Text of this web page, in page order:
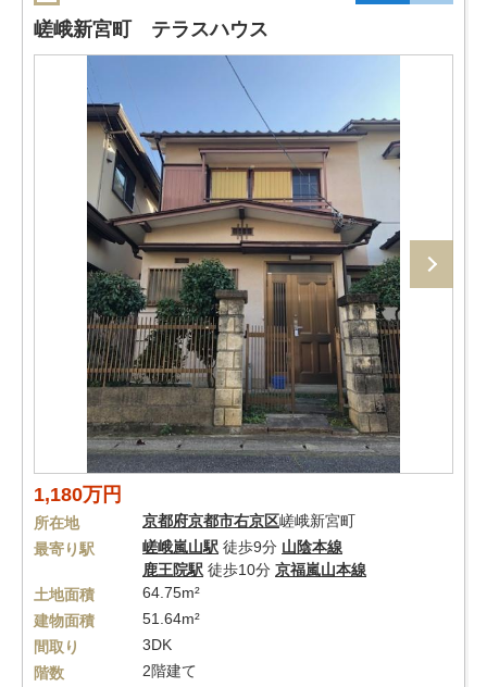
嵯峨新宮町 テラスハウス
1,180万円
所在地 京都府京都市右京区嵯峨新宮町
最寄り駅
嵯峨嵐山駅 徒歩9分 山陰本線
鹿王院駅 徒歩10分 京福嵐山本線
土地面積
64.75m²
建物面積
51.64m²
間取り
3DK
階数
2階建て